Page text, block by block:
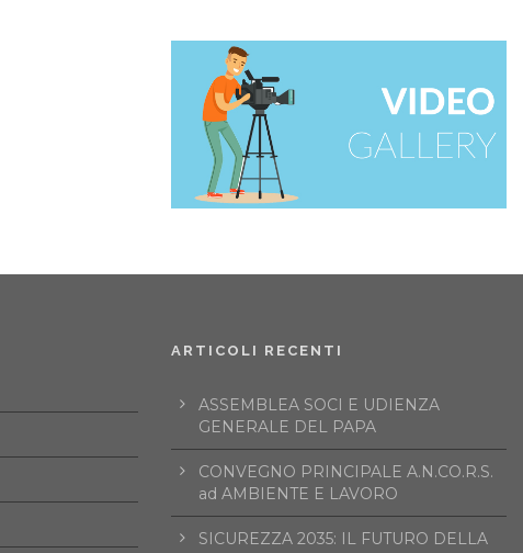
ARTICOLI RECENTI
ASSEMBLEA SOCI E UDIENZA
GENERALE DEL PAPA
CONVEGNO PRINCIPALE A.N.CO.R.S.
ad AMBIENTE E LAVORO
SICUREZZA 2035: IL FUTURO DELLA